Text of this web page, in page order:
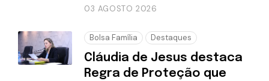
03 AGOSTO 2026
Bolsa Família Destaques
Cláudia de Jesus destaca
Regra de Proteção que